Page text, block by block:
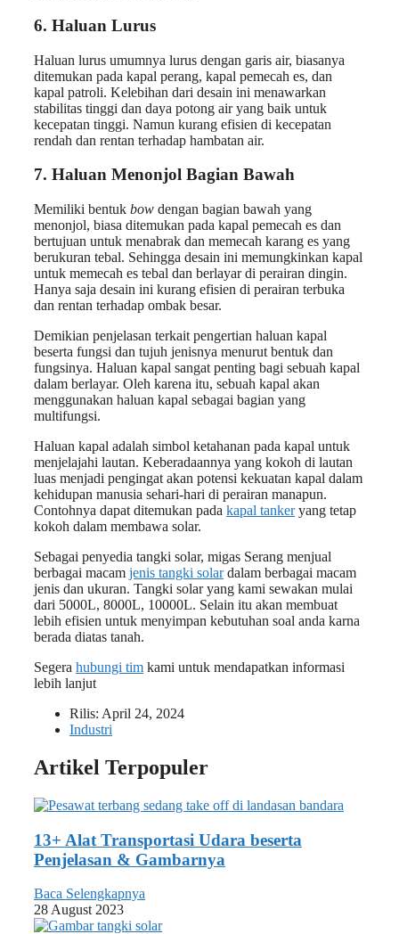
6. Haluan Lurus
Haluan lurus umumnya lurus dengan garis air, biasanya
ditemukan pada kapal perang, kapal pemecah es, dan
kapal patroli. Kelebihan dari desain ini menawarkan
stabilitas tinggi dan daya potong air yang baik untuk
kecepatan tinggi. Namun kurang efisien di kecepatan
rendah dan rentan terhadap hambatan air.
7. Haluan Menonjol Bagian Bawah
Memiliki bentuk bow dengan bagian bawah yang
menonjol, biasa ditemukan pada kapal pemecah es dan
bertujuan untuk menabrak dan memecah karang es yang
berukuran tebal. Sehingga desain ini memungkinkan kapal
untuk memecah es tebal dan berlayar di perairan dingin.
Hanya saja desain ini kurang efisien di perairan terbuka
dan rentan terhadap ombak besar.
Demikian penjelasan terkait pengertian haluan kapal
beserta fungsi dan tujuh jenisnya menurut bentuk dan
fungsinya. Haluan kapal sangat penting bagi sebuah kapal
dalam berlayar. Oleh karena itu, sebuah kapal akan
menggunakan haluan kapal sebagai bagian yang
multifungsi.
Haluan kapal adalah simbol ketahanan pada kapal untuk
menjelajahi lautan. Keberadaannya yang kokoh di lautan
luas menjadi pengingat akan potensi kekuatan kapal dalam
kehidupan manusia sehari-hari di perairan manapun.
Contohnya dapat ditemukan pada kapal tankeryang tetap
kokoh dalam membawa solar.
Sebagai penyedia tangki solar, migas Serang menjual
berbagai macam jenis tangki solardalam berbagai macam
jenis dan ukuran. Tangki solar yang kami sewakan mulai
dari 5000L, 8000L, 10000L. Selain itu akan membuat
lebih efisien untuk menyimpan kebutuhan soal anda karna
berada diatas tanah.
Segera hubungi tim kami untuk mendapatkan informasi
lebih lanjut
Rilis: April 24, 2024
Industri
Artikel Terpopuler
13+ Alat Transportasi Udara beserta
Penjelasan & Gambarnya
Baca Selengkapnya
28 August 2023